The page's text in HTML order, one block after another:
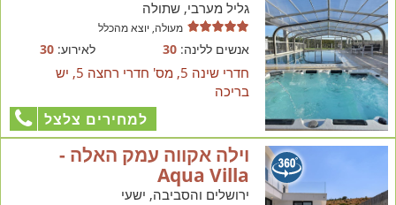
גליל מערבי, שתולה
מעולה, יוצא מהכלל
אנשים ללינה:30 לאירוע:30
חדרי שינה 5, מס' חדרי רחצה 5, יש
בריכה
למחירים צלצל
וילה אקווה עמק האלה -
Aqua Villa
ירושלים והסביבה, ישעי